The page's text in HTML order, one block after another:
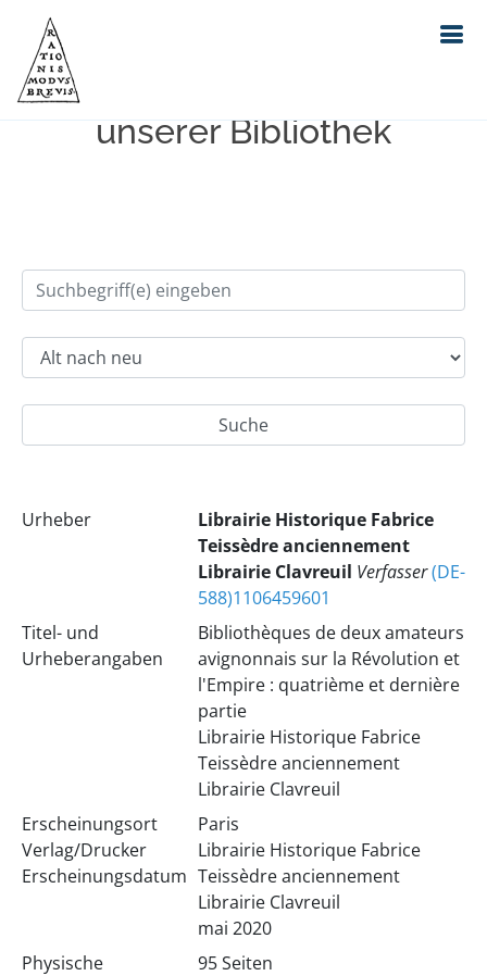
Einfache Suche im Bestand
unserer Bibliothek
Urheber
Librairie Historique Fabrice
Teissèdre anciennement
Librairie Clavreuil Verfasser(DE-
588)1106459601
Titel- und
Urheberangaben
Bibliothèques de deux amateurs
avignonnais sur la Révolution et
l'Empire : quatrième et dernière
partie
Librairie Historique Fabrice
Teissèdre anciennement
Librairie Clavreuil
Erscheinungsort
Verlag/Drucker
Erscheinungsdatum
Paris
Librairie Historique Fabrice
Teissèdre anciennement
Librairie Clavreuil
mai 2020
Physische
95 Seiten